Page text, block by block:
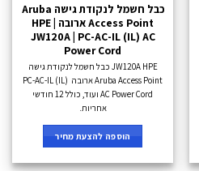
כבל חשמל לנקודת גישה Aruba
Access Point ארובה HPE |
JW120A | PC-AC-IL (IL) AC
Power Cord
JW120A HPE כבל חשמל לנקודת גישה
Aruba Access Point ארובה PC-AC-IL (IL)
AC Power Cord ועוד, כולל 12 חודשי
אחריות.
הוספה להצעת מחיר